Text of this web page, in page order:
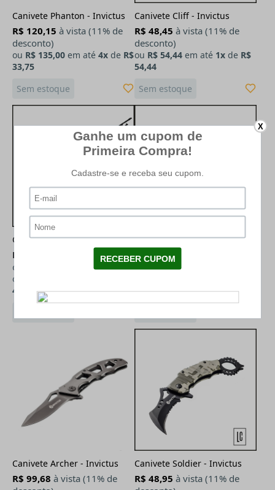
Canivete Phanton - Invictus
R$ 120,15 à vista (11% de
desconto)
ou R$ 135,00 em até 4x de R$
33,75
Sem estoque
Canivete Cliff - Invictus
R$ 48,45 à vista (11% de
desconto)
ou R$ 54,44 em até 1x de R$
54,44
Sem estoque
Canivete Snake - Invictus
R$ 43,61
à vista (11% de
desconto)
ou
49,00
Canivete Shark II - Invictus
R$ 48,95
desconto)
55,00
Canivete Archer - Invictus
R$ 99,68 à vista (11% de
Canivete Soldier - Invictus
R$ 48,95 à vista (11% de
X